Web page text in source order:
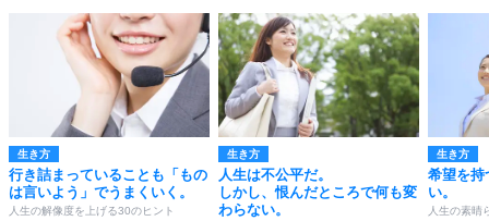
生き方
行き詰まっていることも「もの
は言いよう」でうまくいく。
人生の解像度を上げる30のヒント
生き方
人生は不公平だ。
しかし、恨んだところで何も変
わらない。
生き方
希望を持
い。
人生の素晴